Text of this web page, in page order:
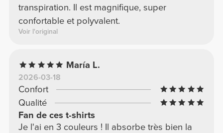
transpiration. Il est magnifique, super
confortable et polyvalent.
Voir l'original
María L.
2026-03-18
Confort
Qualité
Fan de ces t-shirts
Je l'ai en 3 couleurs ! Il absorbe très bien la